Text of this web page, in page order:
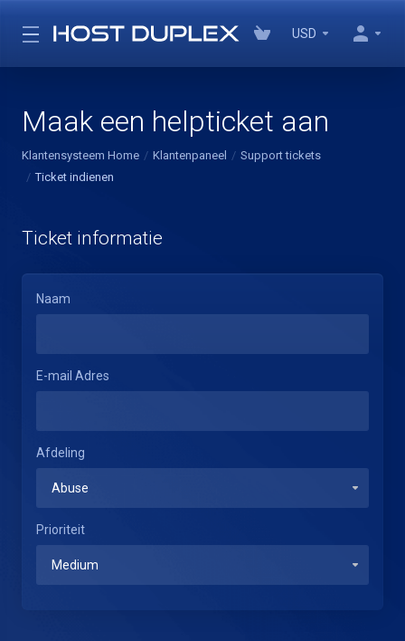
USD
Maak een helpticket aan
Klantensysteem Home Klantenpaneel
Support tickets
Ticket indienen
Ticket informatie
Naam
E-mail Adres
Afdeling
Prioriteit